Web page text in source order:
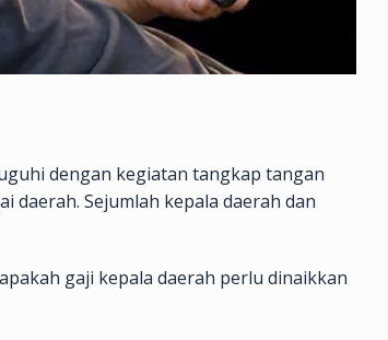
dengan kegiatan tangkap tangan
daerah. Sejumlah kepala daerah dan
gaji kepala daerah perlu dinaikkan